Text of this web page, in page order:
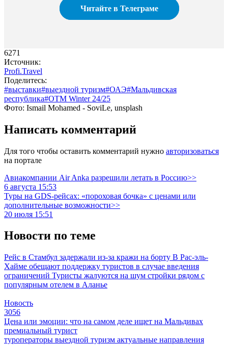
Читайте в Телеграме
6271
Источник:
Profi.Travel
Поделитесь:
#выставки#выездной туризм#ОАЭ#Мальдивская
республика#OTM Winter 24/25
Фото: Ismail Mohamed - SoviLe, unsplash
Написать комментарий
Для того чтобы оставить комментарий нужно авторизоваться
на портале
Авиакомпании Air Anka разрешили летать в Россию>>
6 августа 15:53
Туры на GDS-рейсах: «пороховая бочка» с ценами или
дополнительные возможности>>
20 июля 15:51
Новости по теме
Рейс в Стамбул задержали из-за кражи на борту В Рас-эль-
Хайме обещают поддержку туристов в случае введения
ограничений Туристы жалуются на шум стройки рядом с
популярным отелем в Аланье
Новость
3056
Цена или эмоции: что на самом деле ищет на Мальдивах
премиальный турист
туроператоры выездной туризм актуальные направления